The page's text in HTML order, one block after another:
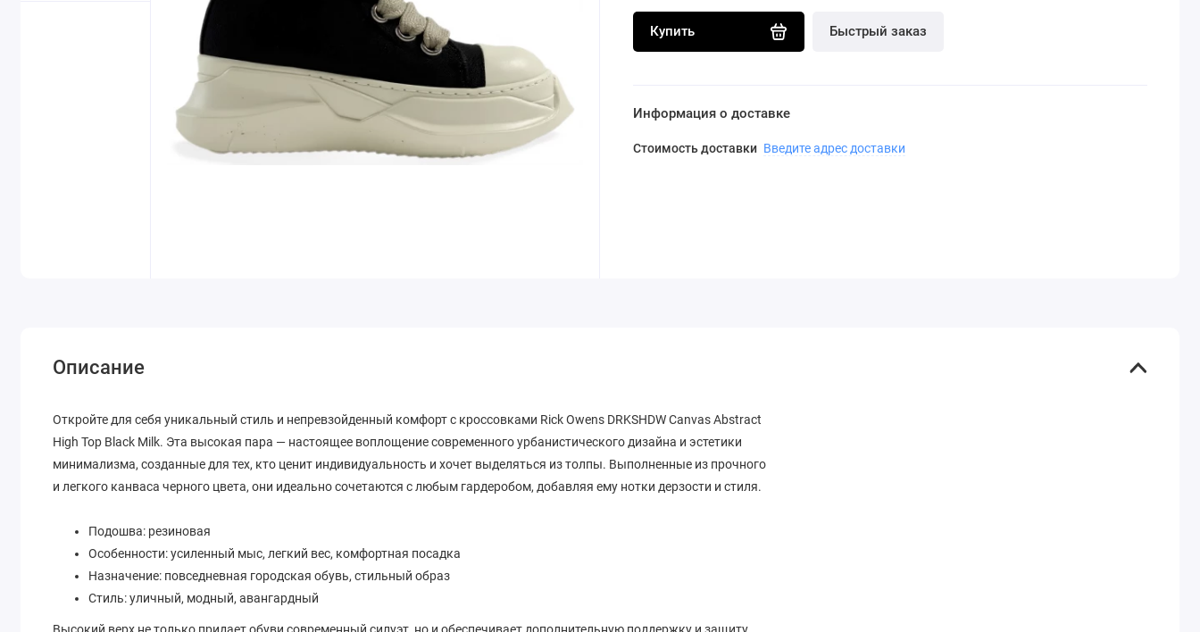
Купить Быстрый заказ
Информация о доставке
Стоимость доставки Введите адрес доставки
Описание
Откройте для себя уникальный стиль и непревзойденный комфорт с кроссовками Rick Owens DRKSHDW Canvas Abstract
High Top Black Milk. Эта высокая пара — настоящее воплощение современного урбанистического дизайна и эстетики
минимализма, созданные для тех, кто ценит индивидуальность и хочет выделяться из толпы. Выполненные из прочного
и легкого канваса черного цвета, они идеально сочетаются с любым гардеробом, добавляя ему нотки дерзости и стиля.
Подошва: резиновая
Особенности: усиленный мыс, легкий вес, комфортная посадка
Назначение: повседневная городская обувь, стильный образ
Стиль: уличный, модный, авангардный
Высокий верх не только придает обуви современный силуэт, но и обеспечивает дополнительную поддержку и защиту